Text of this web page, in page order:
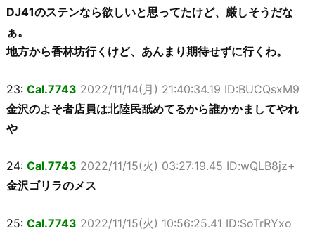
DJ41のステンなら欲しいと思ってたけど、厳しそうだな
ぁ。
地方から香林坊行くけど、あんまり期待せずに行くわ。
23: Cal.7743 2022/11/14(月) 21:40:34.19 ID:BUCQsxM9
金沢のよそ者店員は北陸民舐めてるから誰かかましてやれ
や
24: Cal.7743 2022/11/15(火) 03:27:19.45 ID:wQLB8jz+
金沢ゴリラのメス
25: Cal.7743 2022/11/15(火) 10:56:25.41 ID:SoTrRYxo